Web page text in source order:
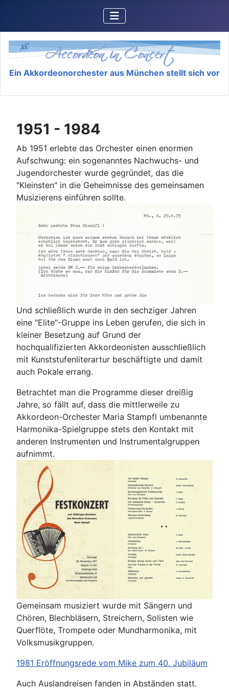
Ein Akkordeonorchester aus München stellt sich vor
1951 - 1984
Ab 1951 erlebte das Orchester einen enormen
Aufschwung: ein sogenanntes Nachwuchs- und
Jugendorchester wurde gegründet, das die
"Kleinsten" in die Geheimnisse des gemeinsamen
Musizierens einführen sollte.
Und schließlich wurde in den sechziger Jahren
eine "Elite"-Gruppe ins Leben gerufen, die sich in
kleiner Besetzung auf Grund der
hochqualifizierten Akkordeonisten ausschließlich
mit Kunststufenliterartur beschäftigte und damit
auch Pokale errang.
Betrachtet man die Programme dieser dreißig
Jahre, so fällt auf, dass die mittlerweile zu
Akkordeon-Orchester Maria Stampfl umbenannte
Harmonika-Spielgruppe stets den Kontakt mit
anderen Instrumenten und Instrumentalgruppen
aufnimmt.
Gemeinsam musiziert wurde mit Sängern und
Chören, Blechbläsern, Streichern, Solisten wie
Querflöte, Trompete oder Mundharmonika, mit
Volksmusikgruppen.
1981 Eröffnungsrede vom Mike zum 40. Jubiläum
Auch Auslandreisen fanden in Abständen statt.